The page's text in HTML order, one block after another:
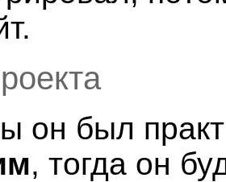
он был
, тогда он